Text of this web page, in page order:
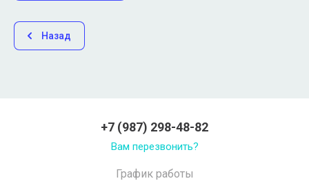
Назад
+7 (987) 298-48-82
Вам перезвонить?
График работы